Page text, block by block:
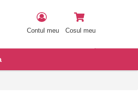
Contul meu Cosul meu